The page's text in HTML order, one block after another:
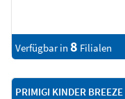
Verfügbar in 8 Filialen
PRIMIGI KINDER BREEZE